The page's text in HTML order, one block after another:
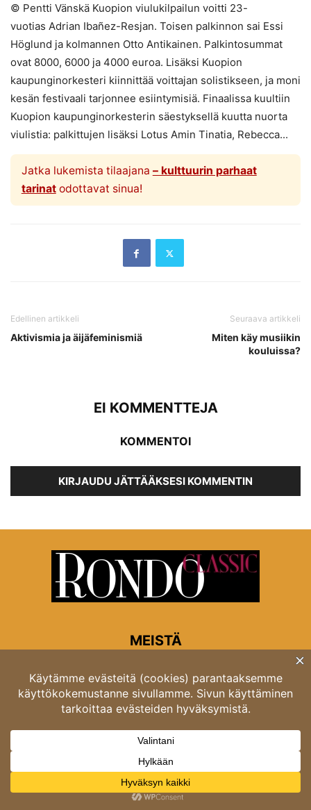
© Pentti Vänskä Kuopion viulukilpailun voitti 23-
vuotias Adrian Ibañez-Resjan. Toisen palkinnon sai Essi
Höglund ja kolmannen Otto Antikainen. Palkintosummat
ovat 8000, 6000 ja 4000 euroa. Lisäksi Kuopion
kaupunginorkesteri kiinnittää voittajan solistikseen, ja moni
kesän festivaali tarjonnee esiintymisiä. Finaalissa kuultiin
Kuopion kaupunginorkesterin säestyksellä kuutta nuorta
viulistia: palkittujen lisäksi Lotus Amin Tinatia, Rebecca...
Jatka lukemista tilaajana – kulttuurin parhaat
tarinatodottavat sinua!
Edellinen artikkeli
Aktivismia ja äijäfeminismiä
Seuraava artikkeli
Miten käy musiikin
kouluissa?
EI KOMMENTTEJA
KOMMENTOI
KIRJAUDU JÄTTÄÄKSESI KOMMENTIN
MEISTÄ
Rondon toimitus
Opastinsilta 6A 00520 Helsinki
Asiakaspalvelu: puh. 03 4246 5318
asiakaspalvelu@rondo.fi
Ota meihin yhteyttä:toimitus@rondo.fi
© Classicus Oy 2026 ver 2.4